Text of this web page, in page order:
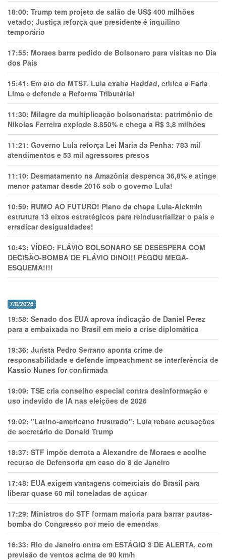
18:00: Trump tem projeto de salão de US$ 400 milhões
vetado; Justiça reforça que presidente é inquilino
temporário
17:55: Moraes barra pedido de Bolsonaro para visitas no Dia
dos Pais
15:41: Em ato do MTST, Lula exalta Haddad, critica a Faria
Lima e defende a Reforma Tributária!
11:30: Milagre da multiplicação bolsonarista: patrimônio de
Nikolas Ferreira explode 8.850% e chega a R$ 3,8 milhões
11:21: Governo Lula reforça Lei Maria da Penha: 783 mil
atendimentos e 53 mil agressores presos
11:10: Desmatamento na Amazônia despenca 36,8% e atinge
menor patamar desde 2016 sob o governo Lula!
10:59: RUMO AO FUTURO! Plano da chapa Lula-Alckmin
estrutura 13 eixos estratégicos para reindustrializar o país e
erradicar desigualdades!
10:43: VÍDEO: FLÁVIO BOLSONARO SE DESESPERA COM
DECISÃO-BOMBA DE FLÁVIO DINO!!! PEGOU MEGA-
ESQUEMA!!!!
7/8/2026
19:58: Senado dos EUA aprova indicação de Daniel Perez
para a embaixada no Brasil em meio a crise diplomática
19:36: Jurista Pedro Serrano aponta crime de
responsabilidade e defende impeachment se interferência de
Kassio Nunes for confirmada
19:09: TSE cria conselho especial contra desinformação e
uso indevido de IA nas eleições de 2026
19:02: "Latino-americano frustrado": Lula rebate acusações
de secretário de Donald Trump
18:37: STF impõe derrota a Alexandre de Moraes e acolhe
recurso de Defensoria em caso do 8 de Janeiro
17:48: EUA exigem vantagens comerciais do Brasil para
liberar quase 60 mil toneladas de açúcar
17:29: Ministros do STF formam maioria para barrar pautas-
bomba do Congresso por meio de emendas
16:33: Rio de Janeiro entra em ESTÁGIO 3 DE ALERTA, com
previsão de ventos acima de 90 km/h